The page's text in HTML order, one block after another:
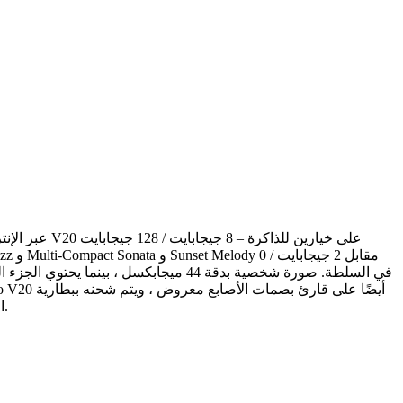
بقوة 33 وات بقوة 4000 مللي أمبير في الساعة. لمعرفة المزيد حول أفضل صفاته ، شاهد مقطع الفيديو الواقعي vivo V20 المتصل أدناه.